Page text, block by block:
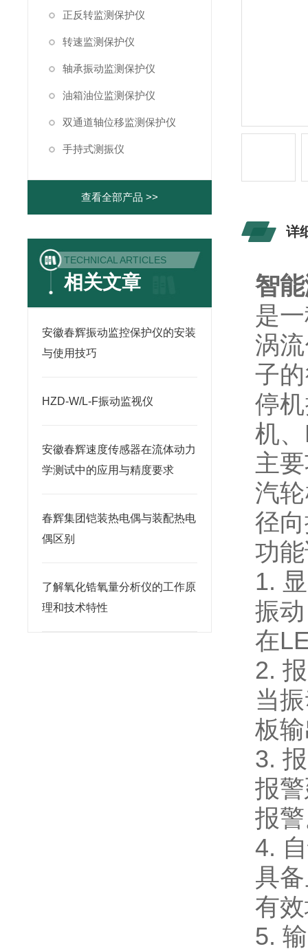
正反转监测保护仪
转速监测保护仪
轴承振动监测保护仪
油箱油位监测保护仪
双通道轴位移监测保护仪
手持式测振仪
查看全部产品 >>
TECHNICAL ARTICLES
相关文章
安徽春辉振动监控保护仪的安装
与使用技巧
HZD-W/L-F振动监视仪
安徽春辉速度传感器在流体动力
学测试中的应用与精度要求
春辉集团铠装热电偶与装配热电
偶区别
了解氧化锆氧量分析仪的工作原
理和技术特性
详
智
是
涡
子
停
机
主
汽
径
功
1.
振
在
2.
当
板
3.
报
报
4.
具
有
5.